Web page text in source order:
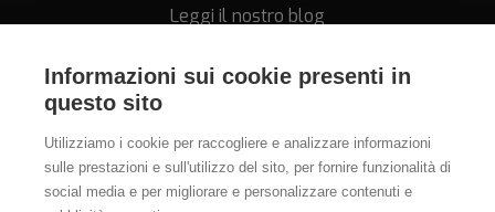
Informazioni sui cookie presenti in
questo sito
Utilizziamo i cookie per raccogliere e analizzare informazioni
sulle prestazioni e sull'utilizzo del sito, per fornire funzionalità di
social media e per migliorare e personalizzare contenuti e
Leggi il nostro blog
Assistenza